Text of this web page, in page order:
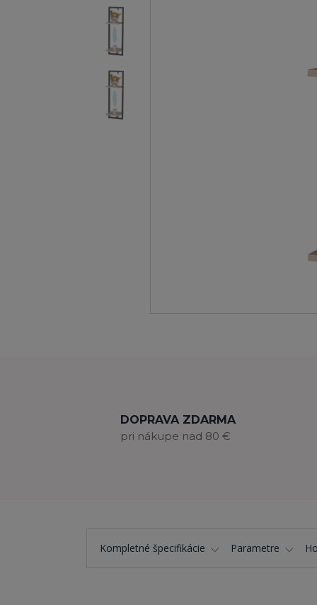
DOPRAVA ZDARMA
pri nákupe nad 80 €
Kompletné špecifikácie Parametre